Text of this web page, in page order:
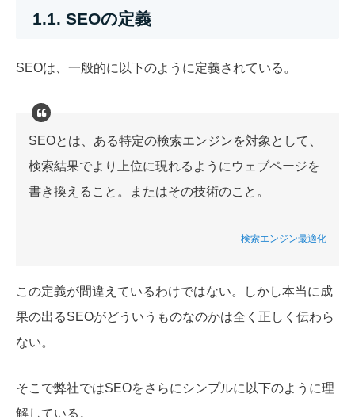
1.1. SEOの定義
SEOは、一般的に以下のように定義されている。
SEOとは、ある特定の検索エンジンを対象として、
検索結果でより上位に現れるようにウェブページを
書き換えること。またはその技術のこと。
検索エンジン最適化
この定義が間違えているわけではない。しかし本当に成
果の出るSEOがどういうものなのかは全く正しく伝わら
ない。
そこで弊社ではSEOをさらにシンプルに以下のように理
解している。